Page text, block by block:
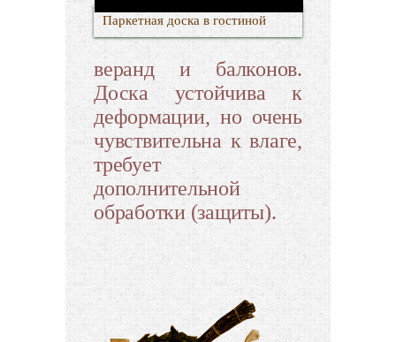
Паркетная доска в гостиной
веранд и балконов.
Доска устойчива к
деформации, но очень
чувствительна к влаге,
требует
дополнительной
обработки (защиты).